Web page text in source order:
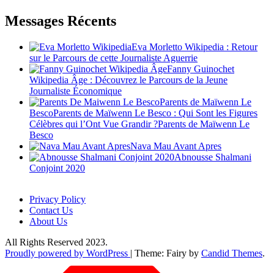
Messages Récents
Eva Morletto Wikipedia : Retour
sur le Parcours de cette Journaliste Aguerrie
Fanny Guinochet
Wikipedia Âge : Découvrez le Parcours de la Jeune
Journaliste Économique
Parents de Maïwenn Le
BescoParents de Maïwenn Le Besco : Qui Sont les Figures
Célèbres qui l’Ont Vue Grandir ?Parents de Maïwenn Le
Besco
Nava Mau Avant Apres
Abnousse Shalmani
Conjoint 2020
Privacy Policy
Contact Us
About Us
All Rights Reserved 2023.
Proudly powered by WordPress | Theme: Fairy by Candid Themes.